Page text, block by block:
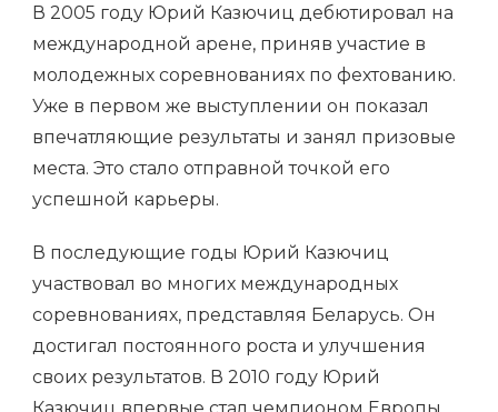
В 2005 году Юрий Казючиц дебютировал на
международной арене, приняв участие в
молодежных соревнованиях по фехтованию.
Уже в первом же выступлении он показал
впечатляющие результаты и занял призовые
места. Это стало отправной точкой его
успешной карьеры.
В последующие годы Юрий Казючиц
участвовал во многих международных
соревнованиях, представляя Беларусь. Он
достигал постоянного роста и улучшения
своих результатов. В 2010 году Юрий